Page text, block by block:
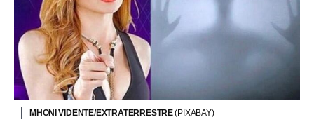
MHONI VIDENTE/EXTRATERRESTRE(PIXABAY)